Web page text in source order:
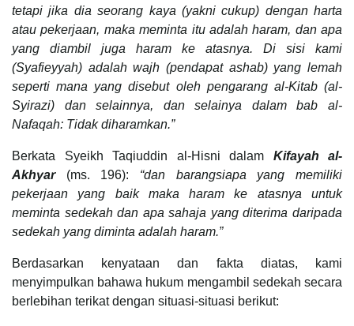
tetapi jika dia seorang kaya (yakni cukup) dengan harta
atau pekerjaan, maka meminta itu adalah haram, dan apa
yang diambil juga haram ke atasnya. Di sisi kami
(Syafieyyah) adalah wajh (pendapat ashab) yang lemah
seperti mana yang disebut oleh pengarang al-Kitab (al-
Syirazi) dan selainnya, dan selainya dalam bab al-
Nafaqah: Tidak diharamkan.”
Berkata Syeikh Taqiuddin al-Hisni dalam Kifayah al-
Akhyar(ms. 196): “dan barangsiapa yang memiliki
pekerjaan yang baik maka haram ke atasnya untuk
meminta sedekah dan apa sahaja yang diterima daripada
sedekah yang diminta adalah haram.”
Berdasarkan kenyataan dan fakta diatas, kami
menyimpulkan bahawa hukum mengambil sedekah secara
berlebihan terikat dengan situasi-situasi berikut: